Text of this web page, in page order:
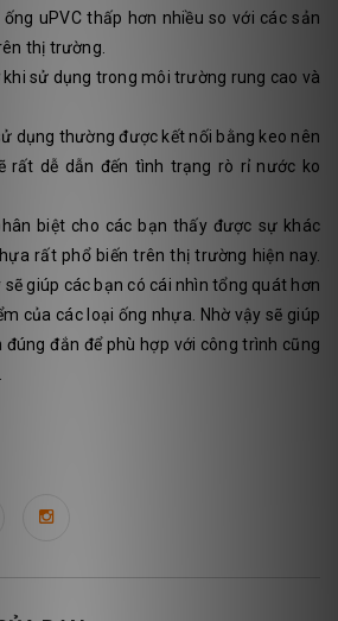
uPVC thấp hơn nhiều so với các sản
thị trường.
sử dụng trong môi trường rung cao và
dụng thường được kết nối bằng keo nên
rất dễ dẫn đến tình trạng rò rỉ nước ko
biệt cho các bạn thấy được sự khác
rất phổ biến trên thị trường hiện nay.
sẽ giúp các bạn có cái nhìn tổng quát hơn
của các loại ống nhựa. Nhờ vậy sẽ giúp
đắn để phù hợp với công trình cũng